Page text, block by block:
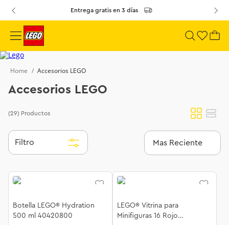
Entrega gratis en 3 días
Accesorios LEGO
Accesorios LEGO
(29) Productos
Filtro Mas Reciente
Botella LEGO® Hydration
500 ml 40420800
LEGO® Vitrina para
Minifiguras 16 Rojo